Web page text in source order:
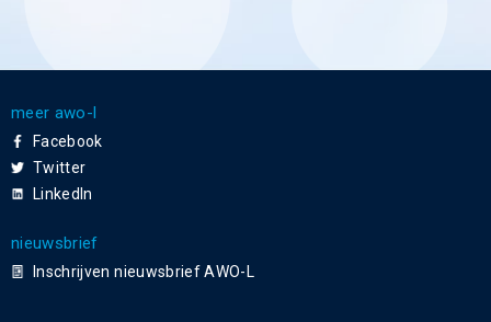
meer awo-l
Facebook
Twitter
LinkedIn
nieuwsbrief
Inschrijven nieuwsbrief AWO-L